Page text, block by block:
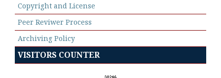
Copyright and License
Peer Reviwer Process
Archiving Policy
VISITORS COUNTER